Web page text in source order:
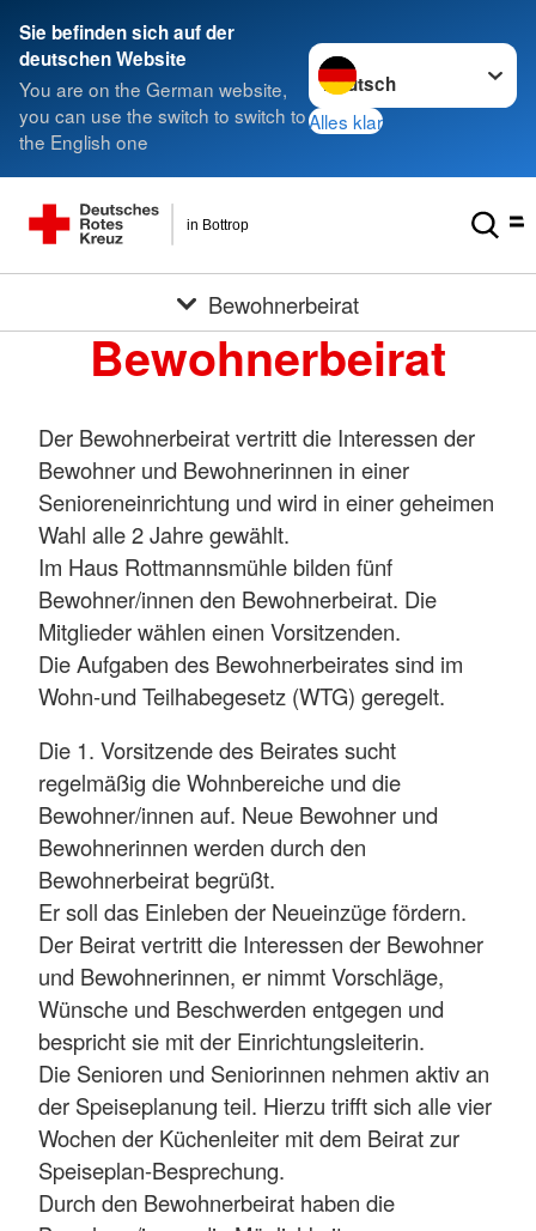
Sie befinden sich auf der
deutschen Website
You are on the German website,
you can use the switch to switch to
the English one
Sprache wechseln zu
Alles klar
in Bottrop
Bewohnerbeirat
Bewohnerbeirat
Der Bewohnerbeirat vertritt die Interessen der
Bewohner und Bewohnerinnen in einer
Senioreneinrichtung und wird in einer geheimen
Wahl alle 2 Jahre gewählt.
Im Haus Rottmannsmühle bilden fünf
Bewohner/innen den Bewohnerbeirat. Die
Mitglieder wählen einen Vorsitzenden.
Die Aufgaben des Bewohnerbeirates sind im
Wohn-und Teilhabegesetz (WTG) geregelt.
Die 1. Vorsitzende des Beirates sucht
regelmäßig die Wohnbereiche und die
Bewohner/innen auf. Neue Bewohner und
Bewohnerinnen werden durch den
Bewohnerbeirat begrüßt.
Er soll das Einleben der Neueinzüge fördern.
Der Beirat vertritt die Interessen der Bewohner
und Bewohnerinnen, er nimmt Vorschläge,
Wünsche und Beschwerden entgegen und
bespricht sie mit der Einrichtungsleiterin.
Die Senioren und Seniorinnen nehmen aktiv an
der Speiseplanung teil. Hierzu trifft sich alle vier
Wochen der Küchenleiter mit dem Beirat zur
Speiseplan-Besprechung.
Durch den Bewohnerbeirat haben die